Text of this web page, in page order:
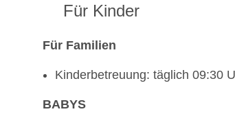
Für Kinder
Für Familien
Kinderbetreuung: täglich 09:30
BABYS